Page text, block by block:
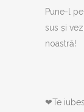
Pune-l
sus și
noastră!
❤Te